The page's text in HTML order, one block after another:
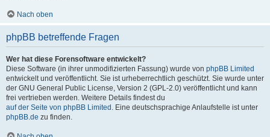
Nach oben
phpBB betreffende Fragen
Wer hat diese Forensoftware entwickelt?
Diese Software (in ihrer unmodifizierten Fassung) wurde von phpBB Limited
entwickelt und veröffentlicht. Sie ist urheberrechtlich geschützt. Sie wurde unter
der GNU General Public License, Version 2 (GPL-2.0) veröffentlicht und kann
frei vertrieben werden. Weitere Details findest du
auf der Seite von phpBB Limited . Eine deutschsprachige Anlaufstelle ist unter
phpBB.de zu finden.